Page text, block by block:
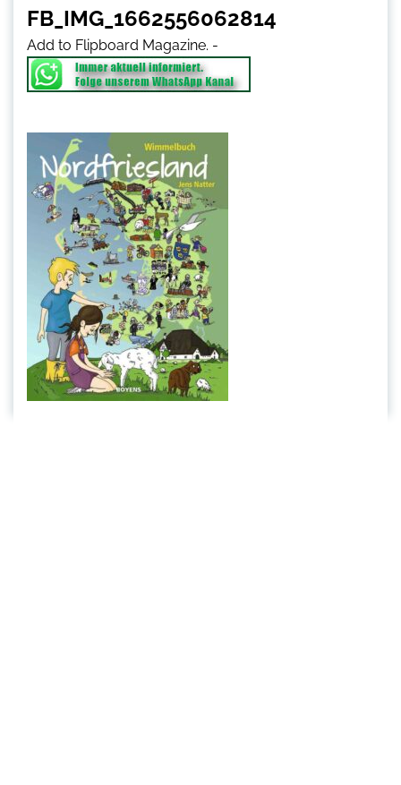
FB_IMG_1662556062814
Add to Flipboard Magazine. -